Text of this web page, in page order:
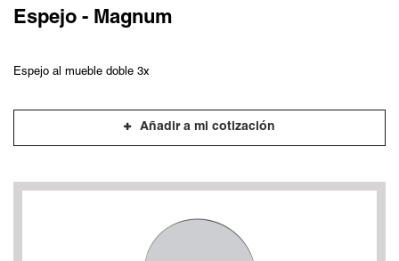
Espejo - Magnum
Espejo al mueble doble 3x
Añadir a mi cotización